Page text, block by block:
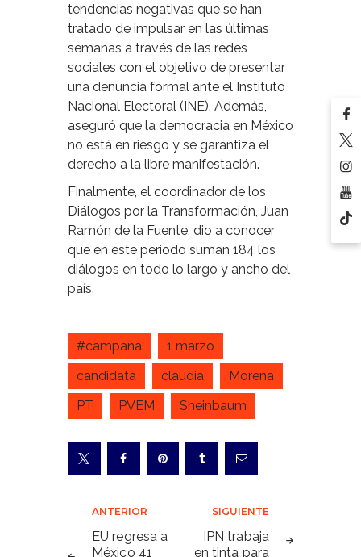
tendencias negativas que se han
tratado de impulsar en las últimas
semanas a través de las redes
sociales con el objetivo de presentar
una denuncia formal ante el Instituto
Nacional Electoral (INE). Además,
aseguró que la democracia en México
no está en riesgo y se garantiza el
derecho a la libre manifestación.
Finalmente, el coordinador de los
Diálogos por la Transformación, Juan
Ramón de la Fuente, dio a conocer
que en este periodo suman 184 los
diálogos en todo lo largo y ancho del
país.
#campaña
1 marzo
candidata
claudia
Morena
PT
PVEM Sheinbaum
Navegación
de
ANTERIOR
EU regresa a
México 41
SIGUIENTE
IPN trabaja
en tinta para